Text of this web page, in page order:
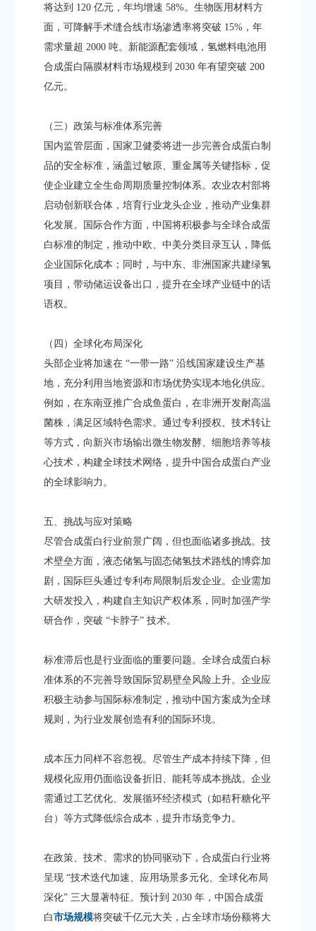
将达到 120 亿元，年均增速 58%。生物医用材料方
面，可降解手术缝合线市场渗透率将突破 15%，年
需求量超 2000 吨。新能源配套领域，氢燃料电池用
合成蛋白隔膜材料市场规模到 2030 年有望突破 200
亿元。​
（三）政策与标准体系完善​
国内监管层面，国家卫健委将进一步完善合成蛋白制
品的安全标准，涵盖过敏原、重金属等关键指标，促
使企业建立全生命周期质量控制体系。农业农村部将
启动创新联合体，培育行业龙头企业，推动产业集群
化发展。国际合作方面，中国将积极参与全球合成蛋
白标准的制定，推动中欧、中美分类目录互认，降低
企业国际化成本；同时，与中东、非洲国家共建绿氢
项目，带动储运设备出口，提升在全球产业链中的话
语权。​
（四）全球化布局深化​
头部企业将加速在 “一带一路” 沿线国家建设生产基
地，充分利用当地资源和市场优势实现本地化供应。
例如，在东南亚推广合成鱼蛋白，在非洲开发耐高温
菌株，满足区域特色需求。通过专利授权、技术转让
等方式，向新兴市场输出微生物发酵、细胞培养等核
心技术，构建全球技术网络，提升中国合成蛋白产业
的全球影响力。​
五、挑战与应对策略​
尽管合成蛋白行业前景广阔，但也面临诸多挑战。技
术壁垒方面，液态储氢与固态储氢技术路线的博弈加
剧，国际巨头通过专利布局限制后发企业。企业需加
大研发投入，构建自主知识产权体系，同时加强产学
研合作，突破 “卡脖子” 技术。​
标准滞后也是行业面临的重要问题。全球合成蛋白标
准体系的不完善导致国际贸易壁垒风险上升。企业应
积极主动参与国际标准制定，推动中国方案成为全球
规则，为行业发展创造有利的国际环境。​
成本压力同样不容忽视。尽管生产成本持续下降，但
规模化应用仍面临设备折旧、能耗等成本挑战。企业
需通过工艺优化、发展循环经济模式（如秸秆糖化平
台）等方式降低综合成本，提升市场竞争力。​
在政策、技术、需求的协同驱动下，合成蛋白行业将
呈现 “技术迭代加速、应用场景多元化、全球化布局
深化” 三大显著特征。预计到 2030 年，中国合成蛋
白市场规模将突破千亿元大关，占全球市场份额将大